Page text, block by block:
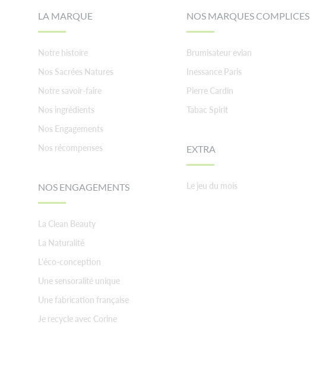
LA MARQUE
Notre histoire
Nos Sacrées Natures
Notre savoir-faire
Nos ingrédients
Nos Engagements
Nos récompenses
NOS ENGAGEMENTS
La Clean Beauty
La Naturalité
L'éco-conception
Une sensoralité unique
Une fabrication française
Je recycle avec Corine
NOS MARQUES COMPLICES
Brumisateur evian
Inessance Paris
Pierre Cardin
Tabac Spirit
EXTRA
Le jeu du mois